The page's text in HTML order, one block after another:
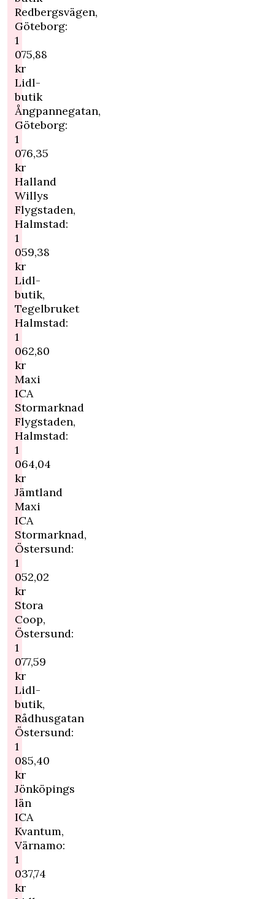
Redbergsvägen,
Göteborg:
1
075,88
kr
Lidl-
butik
Ångpannegatan,
Göteborg:
1
076,35
kr
Halland
Willys
Flygstaden,
Halmstad:
1
059,38
kr
Lidl-
butik,
Tegelbruket
Halmstad:
1
062,80
kr
Maxi
ICA
Stormarknad
Flygstaden,
Halmstad:
1
064,04
kr
Jämtland
Maxi
ICA
Stormarknad,
Östersund:
1
052,02
kr
Stora
Coop,
Östersund:
1
077,59
kr
Lidl-
butik,
Rådhusgatan
Östersund:
1
085,40
kr
Jönköpings
län
ICA
Kvantum,
Värnamo:
1
037,74
kr